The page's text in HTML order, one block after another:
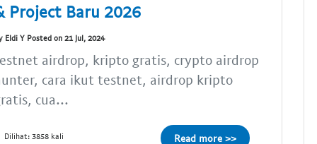
Project Baru 2026
Eldi Y Posted on 21 Jul, 2024
airdrop, kripto gratis, crypto airdrop
cara ikut testnet, airdrop kripto
cua...
Dilihat: 3858 kali Read more >>